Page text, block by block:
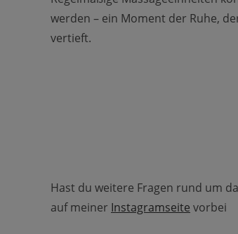
werden – ein Moment der Ruhe,
vertieft.
Hast du weitere Fragen rund um
auf meiner Instagramseite vorbei